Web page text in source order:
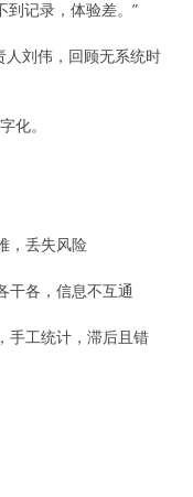
到记录，体验差。”
人刘伟，回顾无系统时
化。
，丢失风险
干各，信息不互通
手工统计，滞后且错